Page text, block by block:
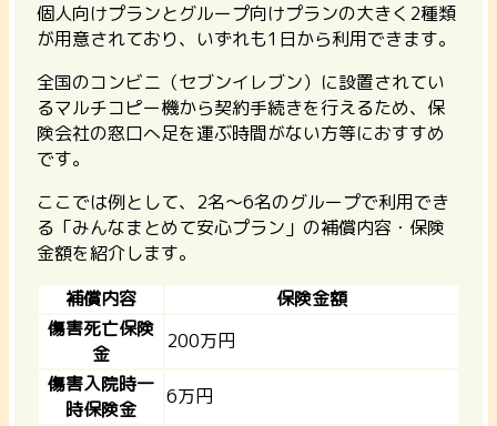
個人向けプランとグループ向けプランの大きく2種類
が用意されており、いずれも1日から利用できます。
全国のコンビニ（セブンイレブン）に設置されてい
るマルチコピー機から契約手続きを行えるため、保
険会社の窓口へ足を運ぶ時間がない方等におすすめ
です。
ここでは例として、2名～6名のグループで利用でき
る「みんなまとめて安心プラン」の補償内容・保険
金額を紹介します。
補償内容
保険金額
傷害死亡保険
金
200万円
傷害入院時一
時保険金
6万円